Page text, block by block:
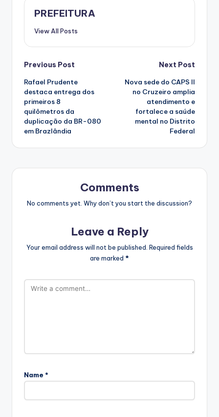
PREFEITURA
View All Posts
Post
navigation
Previous Post
Rafael Prudente
destaca entrega dos
primeiros 8
quilômetros da
duplicação da BR-080
em Brazlândia
Next Post
Nova sede do CAPS II
no Cruzeiro amplia
atendimento e
fortalece a saúde
mental no Distrito
Federal
Comments
No comments yet. Why don’t you start the discussion?
Leave a Reply
Your email address will not be published. Required fields
are marked *
Name *